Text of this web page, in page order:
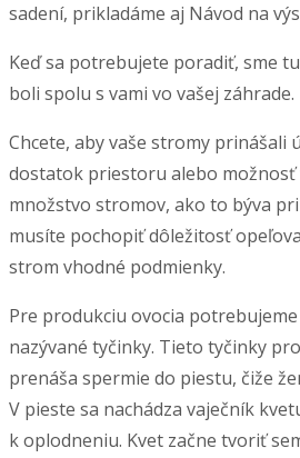
sadení, prikladáme aj Návod na
Keď sa potrebujete poradiť, sme
boli spolu s vami vo vašej záhrade.
Chcete, aby vaše stromy prinášali
dostatok priestoru alebo možnosť
množstvo stromov, ako to býva
musíte pochopiť dôležitosť
strom vhodné podmienky.
Pre produkciu ovocia
nazývané tyčinky. Tieto tyčinky
prenáša spermie do piestu, čiže
V pieste sa nachádza vaječník
k oplodneniu. Kvet začne tvoriť